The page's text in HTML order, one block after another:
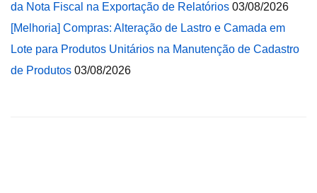
da Nota Fiscal na Exportação de Relatórios 03/08/2026
[Melhoria] Compras: Alteração de Lastro e Camada em
Lote para Produtos Unitários na Manutenção de Cadastro
de Produtos 03/08/2026